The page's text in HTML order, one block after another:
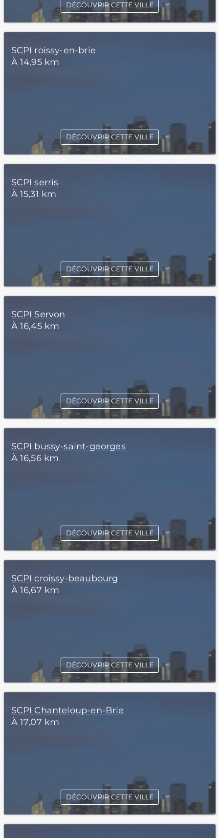
DÉCOUVRIR CETTE VILLE
SCPI roissy-en-brie
À 14,95 km
DÉCOUVRIR CETTE VILLE
SCPI serris
À 15,31 km
DÉCOUVRIR CETTE VILLE
SCPI Servon
À 16,45 km
DÉCOUVRIR CETTE VILLE
SCPI bussy-saint-georges
À 16,56 km
DÉCOUVRIR CETTE VILLE
SCPI croissy-beaubourg
À 16,67 km
DÉCOUVRIR CETTE VILLE
SCPI Chanteloup-en-Brie
À 17,07 km
DÉCOUVRIR CETTE VILLE